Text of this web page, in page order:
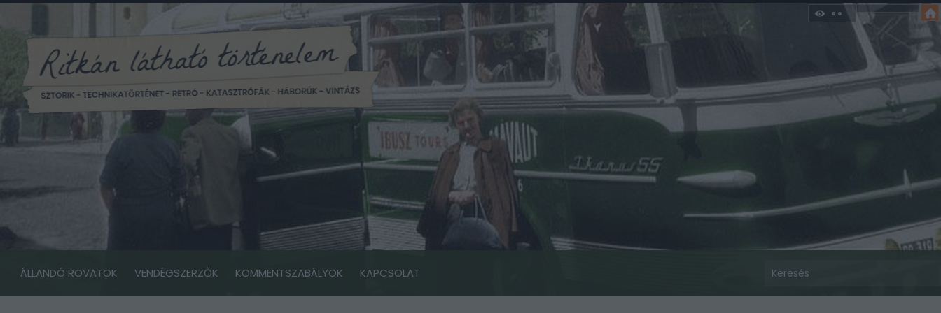
ÁLLANDÓ ROVATOK VENDÉGSZERZŐK KOMMENTSZABÁLYOK KAPCSOLAT